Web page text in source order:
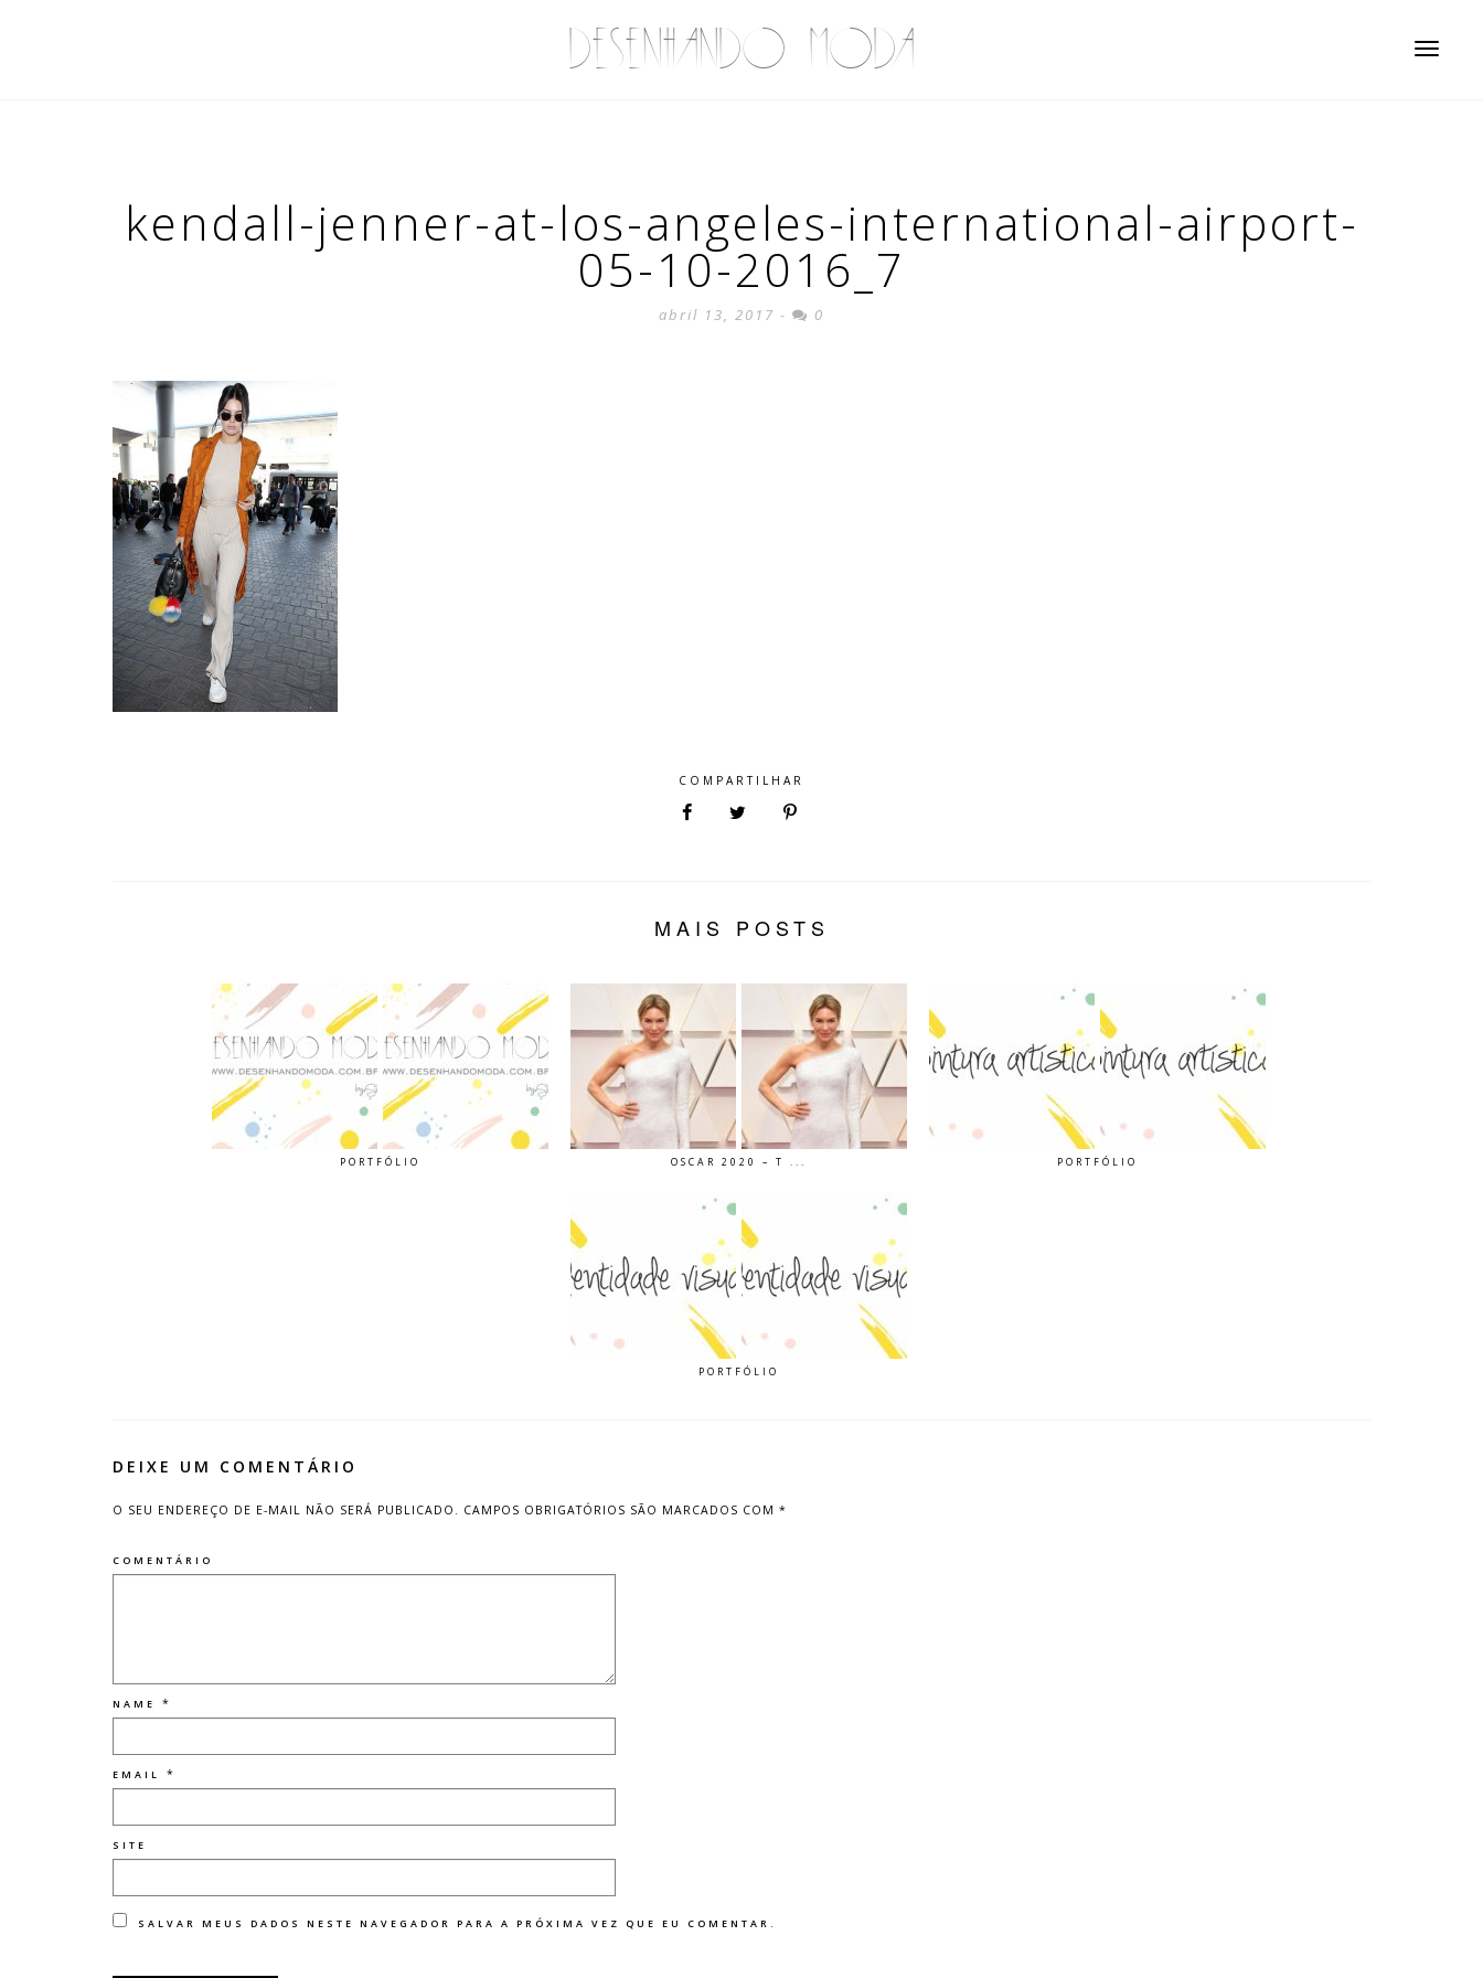
Toggle
DESENHANDO MODA
kendall-jenner-at-los-angeles-international-airport-
05-10-2016_7
abril 13, 2017 - 0
COMPARTILHAR
MAIS POSTS
PORTFÓLIO OSCAR 2020 – T ... PORTFÓLIO
PORTFÓLIO
DEIXE UM COMENTÁRIO
O SEU ENDEREÇO DE E-MAIL NÃO SERÁ PUBLICADO. CAMPOS OBRIGATÓRIOS SÃO MARCADOS COM *
COMENTÁRIO
NAME *
EMAIL *
SITE
SALVAR MEUS DADOS NESTE NAVEGADOR PARA A PRÓXIMA VEZ QUE EU COMENTAR.